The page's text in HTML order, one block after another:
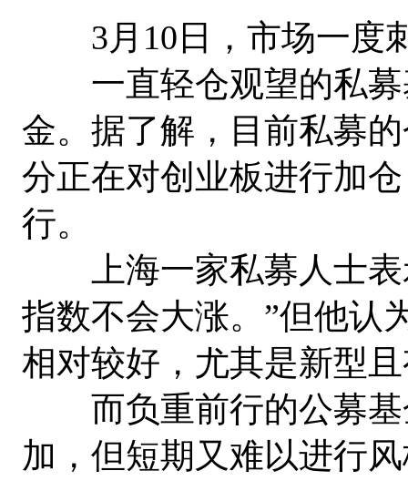
3月10日，市场一度
一直轻仓观望的私募
金。据了解，目前私募
分正在对创业板进行加
行。
上海一家私募人士表
指数不会大涨。”但他认
相对较好，尤其是新型
而负重前行的公募基
加，但短期又难以进行